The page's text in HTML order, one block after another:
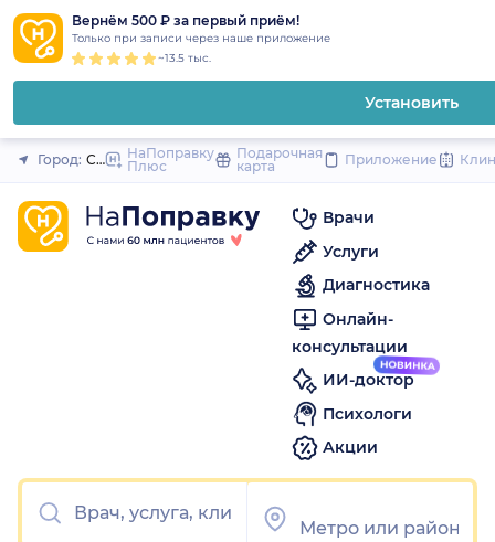
Вернём 500 ₽ за первый приём!
Только при записи через наше приложение
~13.5 тыс.
Установить
Закрыть
Город: Санкт-Петербург
НаПоправку
Плюс
Подарочная
карта
Приложение
Врачи
Услуги
Диагностика
Онлайн-
консультации
ИИ-доктор
Психологи
Акции